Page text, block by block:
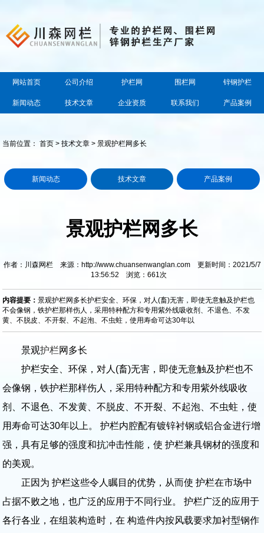
网站首页 公司介绍 护栏网 围栏网 锌钢护栏
新闻动态 技术文章 企业资质 联系我们 产品案例
当前位置：首页 >技术文章 > 景观护栏网多长
新闻动态 技术文章 产品案例
景观护栏网多长
作者：川森网栏 来源：http://www.chuansenwanglan.com 更新时间：2021/5/7
13:56:52 浏览： 661次
内容提要：景观护栏网多长护栏安全、环保，对人(畜)无害，即使无意触及护栏也
不会像钢，铁护栏那样伤人，采用特种配方和专用紫外线吸收剂、不退色、不发
黄、不脱皮、不开裂、不起泡、不虫蛀，使用寿命可达30年以
景观护栏网多长
护栏安全、环保，对人(畜)无害，即使无意触及护栏也不
会像钢，铁护栏那样伤人，采用特种配方和专用紫外线吸收
剂、不退色、不发黄、不脱皮、不开裂、不起泡、不虫蛀，使
用寿命可达30年以上。 护栏内腔配有镀锌衬钢或铝合金进行增
强，具有足够的强度和抗冲击性能，使 护栏兼具钢材的强度和
的美观。
正因为 护栏这些令人瞩目的优势，从而使 护栏在市场中
占据不败之地，也广泛的应用于不同行业。 护栏广泛的应用于
各行各业，在组装构造时，在 构造件内按风载要求加衬型钢作